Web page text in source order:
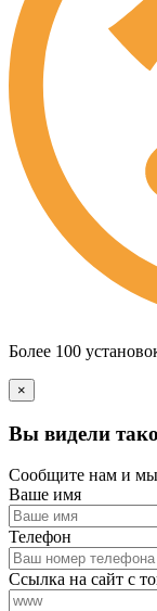
Более 100
×
Вы видели
Сообщите нам и мы
Ваше имя
Телефон
Ссылка на сайт с